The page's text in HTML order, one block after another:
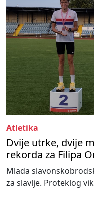
Atletika
Dvije utrke, dvije
rekorda za Filipa
Mlada
za slavlje. Proteklog